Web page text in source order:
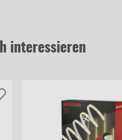
interessieren